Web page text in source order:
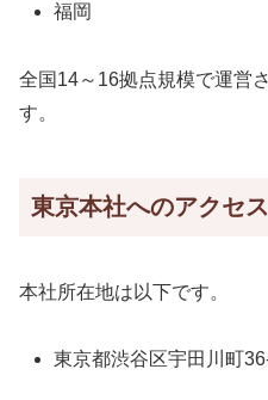
福岡
全国14～16拠点規模で運営
す。
東京本社へのアクセス
本社所在地は以下です。
東京都渋谷区宇田川町